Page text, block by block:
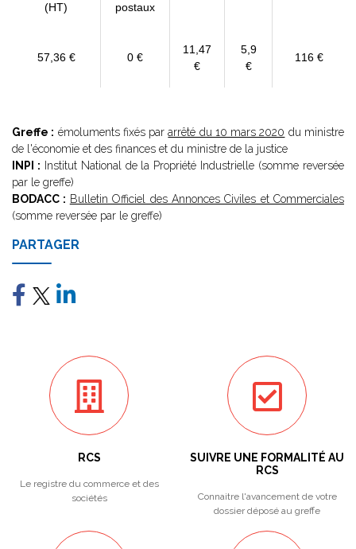
(HT)
postaux
57,36 € 0 €
11,47
€
5,9
€
116 €
Greffe : émoluments fixés pararrêté du 10 mars 2020 du ministre
de l'économie et des finances et du ministre de la justice
INPI : Institut National de la Propriété Industrielle (somme reversée
par le greffe)
BODACC : Bulletin Officiel des Annonces Civiles et Commerciales
(somme reversée par le greffe)
PARTAGER
RCS
Le registre du commerce et des
sociétés
SUIVRE UNE FORMALITÉ AU
RCS
Connaitre l'avancement de votre
dossier déposé au greffe